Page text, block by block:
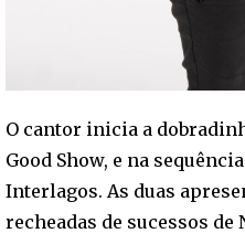
O cantor inicia a
Good Show, e na
Interlagos. As duas
recheadas de sucessos de